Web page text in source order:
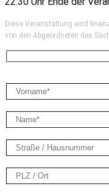
Diese Veranstaltung wird
von den Abgeordneten des